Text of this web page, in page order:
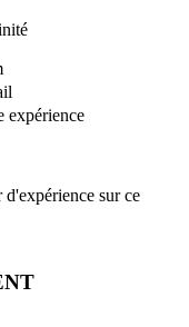
expérience
d'expérience sur ce